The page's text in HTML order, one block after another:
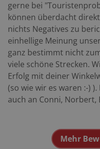
gerne bei
können überdacht
nichts Negatives zu
einhellige Meinung
ganz bestimmt nicht
viele schöne Strecken.
Erfolg mit deiner
(so wie wir es waren :-)
auch an Conni,
Mehr